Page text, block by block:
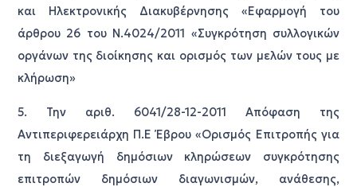
και Ηλεκτρονικής Διακυβέρνησης «Εφαρμογή του
άρθρου 26 του Ν.4024/2011 «Συγκρότηση συλλογικών
οργάνων της διοίκησης και ορισμός των μελών τους με
κλήρωση»
5. Την αριθ. 6041/28-12-2011 Απόφαση της
Αντιπεριφερειάρχη Π.Ε Έβρου «Ορισμός Επιτροπής για
τη διεξαγωγή δημόσιων κληρώσεων συγκρότησης
επιτροπών δημόσιων διαγωνισμών, ανάθεσης,